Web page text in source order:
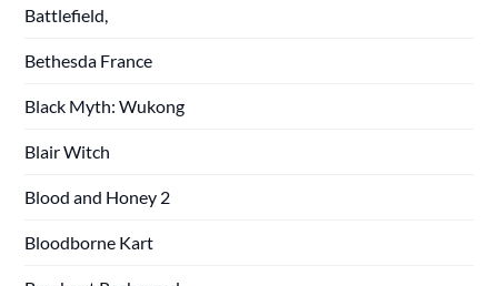
Battlefield,
Bethesda France
Black Myth: Wukong
Blair Witch
Blood and Honey 2
Bloodborne Kart